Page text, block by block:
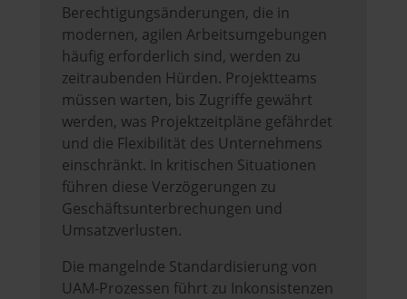
Berechtigungsänderungen, die in
modernen, agilen Arbeitsumgebungen
häufig erforderlich sind, werden zu
zeitraubenden Hürden. Projektteams
müssen warten, bis Zugriffe gewährt
werden, was Projektzeitpläne gefährdet
und die Flexibilität des Unternehmens
einschränkt. In kritischen Situationen
führen diese Verzögerungen zu
Geschäftsunterbrechungen und
Umsatzverlusten.
Die mangelnde Standardisierung von
UAM-Prozessen führt zu Inkonsistenzen